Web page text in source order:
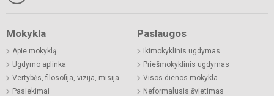
Mokykla
Apie mokyklą
Ugdymo aplinka
Vertybės, filosofija, vizija, misija
Pasiekimai
Paslaugos
Ikimokyklinis ugdymas
Priešmokyklinis ugdymas
Visos dienos mokykla
Neformalusis švietimas